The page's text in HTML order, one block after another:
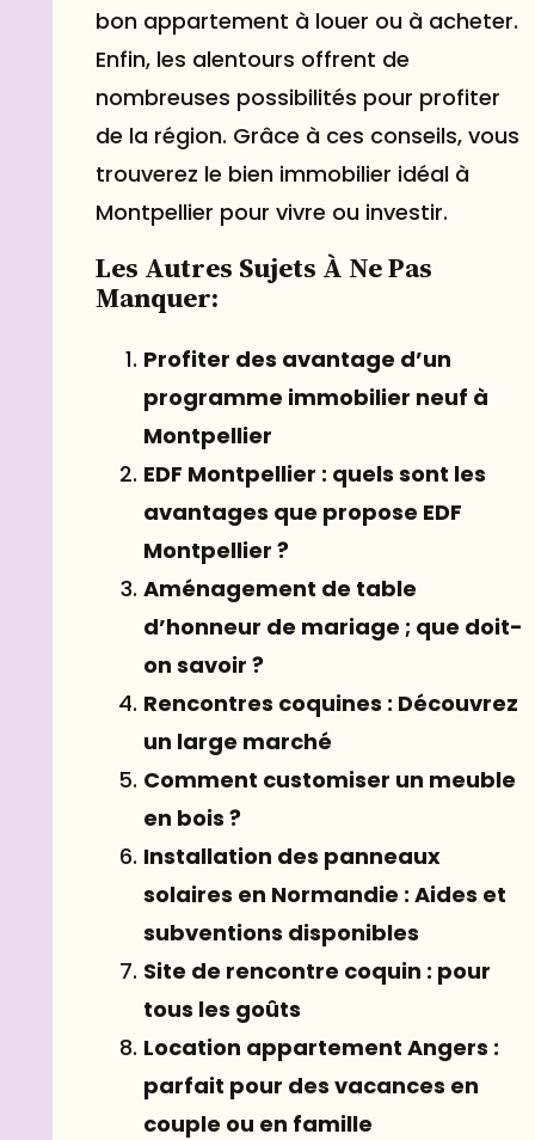
bon appartement à louer ou à acheter.
Enfin, les alentours offrent de
nombreuses possibilités pour profiter
de la région. Grâce à ces conseils, vous
trouverez le bien immobilier idéal à
Montpellier pour vivre ou investir.
Les Autres Sujets À Ne Pas
Manquer:
Profiter des avantage d’un
programme immobilier neuf à
Montpellier
EDF Montpellier : quels sont les
avantages que propose EDF
Montpellier ?
Aménagement de table
d’honneur de mariage ; que doit-
on savoir ?
Rencontres coquines : Découvrez
un large marché
Comment customiser un meuble
en bois ?
Installation des panneaux
solaires en Normandie : Aides et
subventions disponibles
Site de rencontre coquin : pour
tous les goûts
Location appartement Angers :
parfait pour des vacances en
couple ou en famille